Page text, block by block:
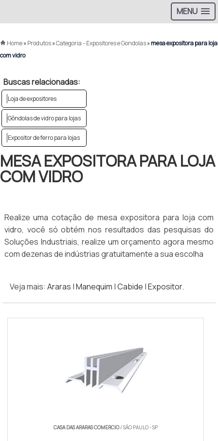
MENU
Home»Produtos»Categoria - Expositores e Gondolas»mesa expositora para loja
com vidro
Buscas relacionadas:
Loja de expositores
Gôndolas de vidro para lojas
Expositor de ferro para lojas
MESA EXPOSITORA PARA LOJA
COM VIDRO
Realize uma cotação de mesa expositora para loja com
vidro, você só obtém nos resultados das pesquisas do
Soluções Industriais, realize um orçamento agora mesmo
com dezenas de indústrias gratuitamente a sua escolha
Veja mais: Araras |Manequim |Cabide |Expositor.
CASA DAS ARARAS COMERCIO/ SÃO PAULO - SP